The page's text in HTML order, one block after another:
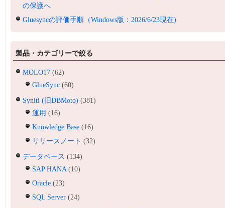
の保護へ
Gluesyncの評価手順（Windows版：2026/6/23現在)
製品・カテゴリーで絞る
MOLO17 (62)
GlueSync (60)
Syniti (旧DBMoto) (381)
運用 (16)
Knowledge Base (16)
リリースノート (32)
データベース (134)
SAP HANA(10)
Oracle (23)
SQL Server (24)